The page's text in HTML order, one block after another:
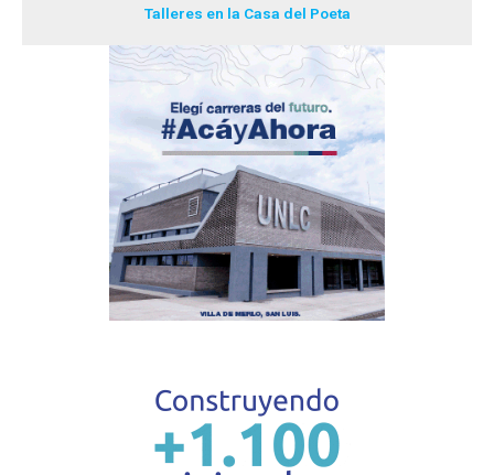
Talleres en la Casa del Poeta